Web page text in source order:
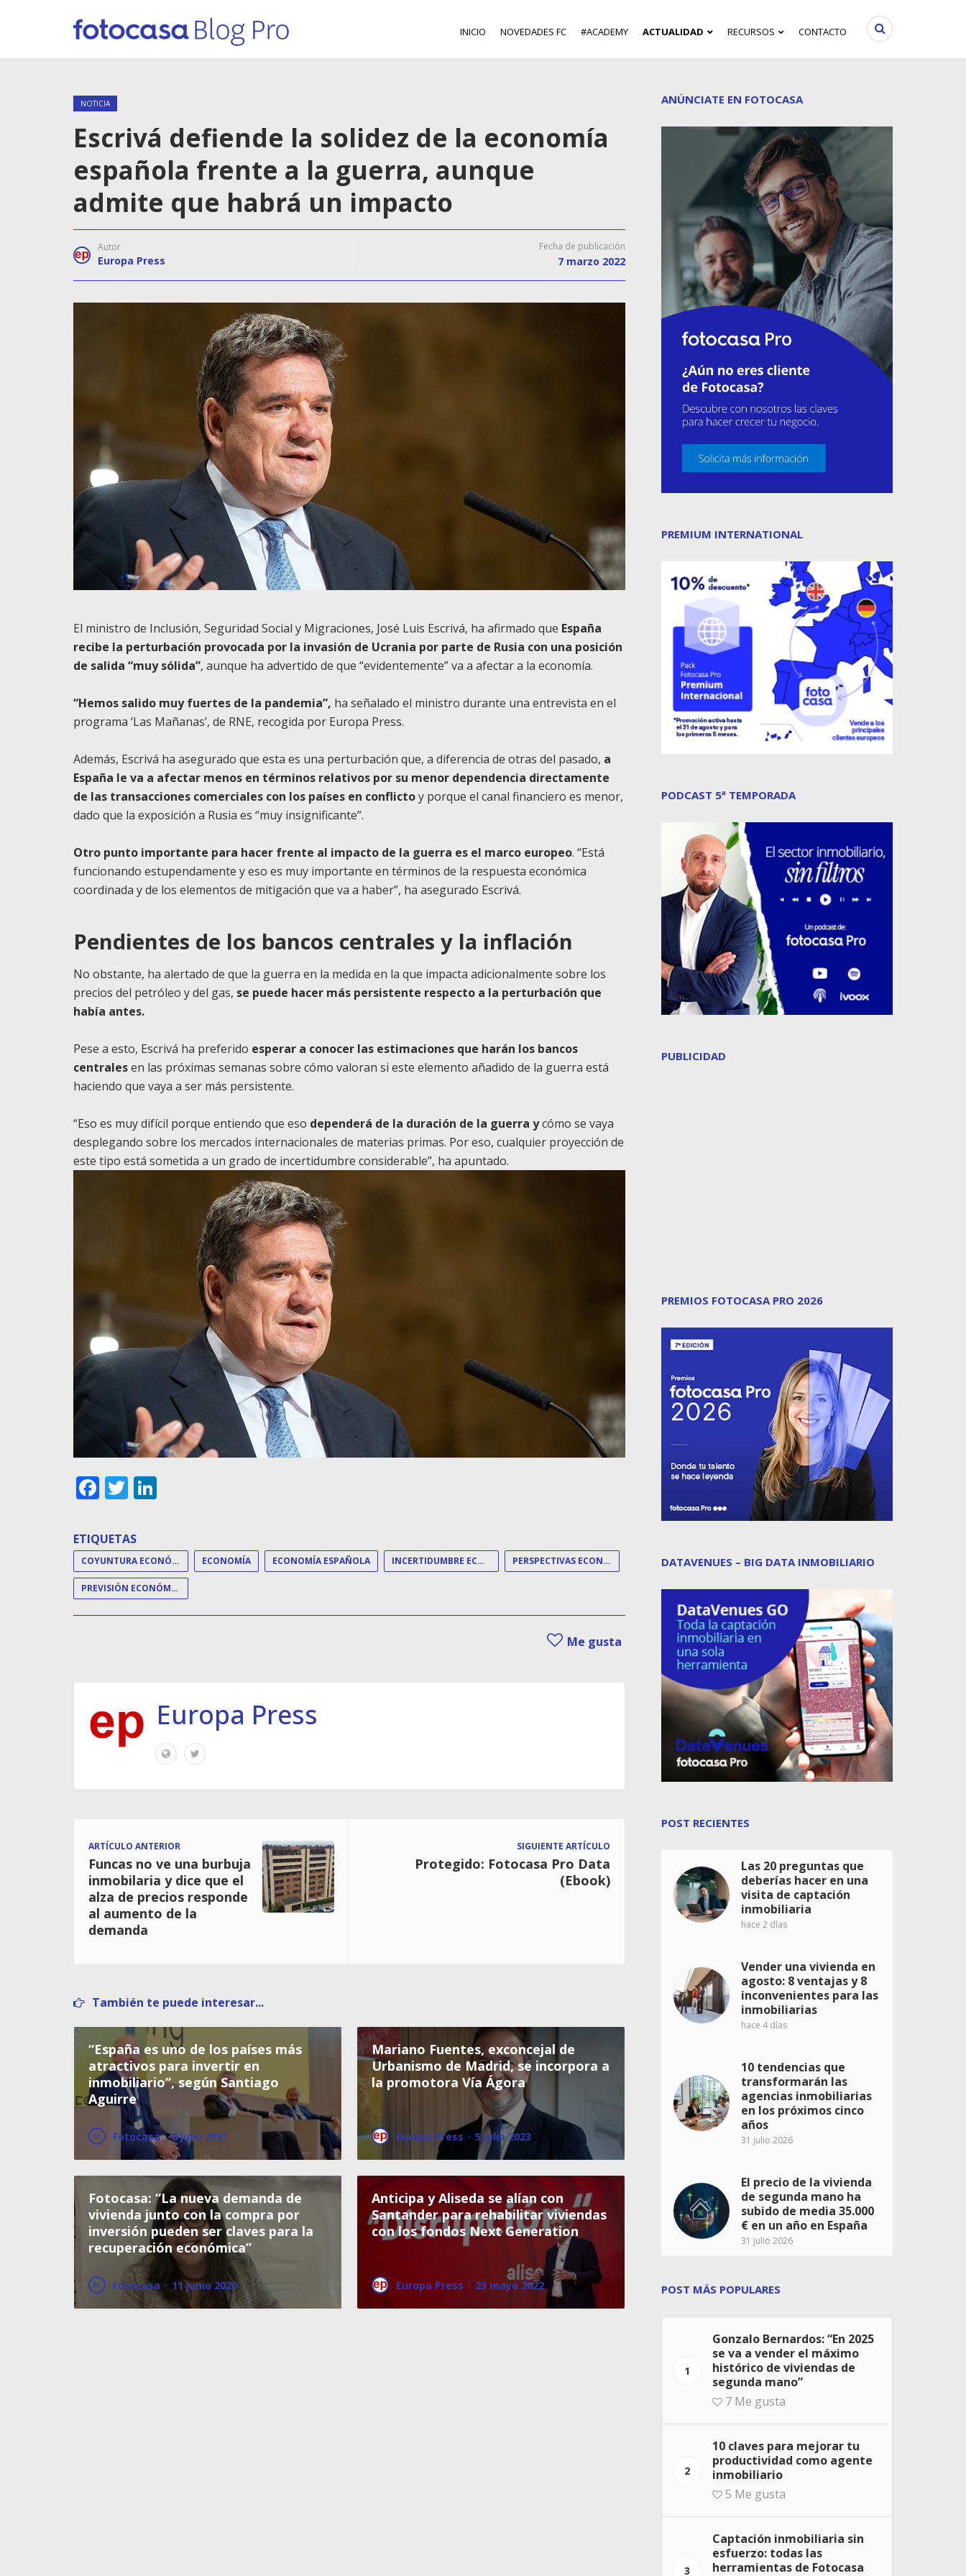
INICIO NOVEDADES FC #ACADEMY ACTUALIDAD RECURSOS CONTACTO
NOTICIA
Escrivá defiende la solidez de la economía
española frente a la guerra, aunque
admite que habrá un impacto
Autor
Europa Press
Fecha de publicación
7 marzo 2022
El ministro de Inclusión, Seguridad Social y Migraciones, José Luis Escrivá, ha afirmado que España
recibe la perturbación provocada por la invasión de Ucrania por parte de Rusia con una posición
de salida “muy sólida”, aunque ha advertido de que “evidentemente” va a afectar a la economía.
“Hemos salido muy fuertes de la pandemia”, ha señalado el ministro durante una entrevista en el
programa ‘Las Mañanas’, de RNE, recogida por Europa Press.
Además, Escrivá ha asegurado que esta es una perturbación que, a diferencia de otras del pasado, a
España le va a afectar menos en términos relativos por su menor dependencia directamente
de las transacciones comerciales con los países en conflictoy porque el canal financiero es menor,
dado que la exposición a Rusia es “muy insignificante”.
Otro punto importante para hacer frente al impacto de la guerra es el marco europeo. “Está
funcionando estupendamente y eso es muy importante en términos de la respuesta económica
coordinada y de los elementos de mitigación que va a haber”, ha asegurado Escrivá.
Pendientes de los bancos centrales y la inflación
No obstante, ha alertado de que la guerra en la medida en la que impacta adicionalmente sobre los
precios del petróleo y del gas, se puede hacer más persistente respecto a la perturbación que
había antes.
Pese a esto, Escrivá ha preferido esperar a conocer las estimaciones que harán los bancos
centralesen las próximas semanas sobre cómo valoran si este elemento añadido de la guerra está
haciendo que vaya a ser más persistente.
“Eso es muy difícil porque entiendo que eso dependerá de la duración de la guerra ycómo se vaya
desplegando sobre los mercados internacionales de materias primas. Por eso, cualquier proyección de
este tipo está sometida a un grado de incertidumbre considerable”, ha apuntado.
Facebook
Twitter
ETIQUETAS
COYUNTURA ECONÓMICA ECONOMÍA ECONOMÍA ESPAÑOLA INCERTIDUMBRE ECONÓMICA PERSPECTIVAS ECONÓMICAS
PREVISIÓN ECONÓMICA
Me gusta
Europa Press
ARTÍCULO ANTERIOR
Funcas no ve una burbuja
inmobilaria y dice que el
alza de precios responde
al aumento de la
demanda
SIGUIENTE ARTÍCULO
Protegido: Fotocasa Pro Data
(Ebook)
También te puede interesar...
“España es uno de los países más
atractivos para invertir en
inmobiliario”, según Santiago
Aguirre
Fotocasa · 8 julio 2021
Mariano Fuentes, exconcejal de
Urbanismo de Madrid, se incorpora a
la promotora Vía Ágora
Europa Press · 5 julio 2023
Fotocasa: “La nueva demanda de
vivienda junto con la compra por
inversión pueden ser claves para la
recuperación económica”
Fotocasa · 11 junio 2020
Anticipa y Aliseda se alían con
Santander para rehabilitar viviendas
con los fondos Next Generation
Europa Press · 23 mayo 2022
ANÚNCIATE EN FOTOCASA
PREMIUM INTERNATIONAL
PODCAST 5ª TEMPORADA
PUBLICIDAD
PREMIOS FOTOCASA PRO 2026
DATAVENUES – BIG DATA INMOBILIARIO
POST RECIENTES
Las 20 preguntas que
deberías hacer en una
visita de captación
inmobiliaria
hace 2 días
Vender una vivienda en
agosto: 8 ventajas y 8
inconvenientes para las
inmobiliarias
hace 4 días
10 tendencias que
transformarán las
agencias inmobiliarias
en los próximos cinco
años
31 julio 2026
El precio de la vivienda
de segunda mano ha
subido de media 35.000
€ en un año en España
31 julio 2026
POST MÁS POPULARES
1
Gonzalo Bernardos: “En 2025
se va a vender el máximo
histórico de viviendas de
segunda mano”
7 Me gusta
2
10 claves para mejorar tu
productividad como agente
inmobiliario
5 Me gusta
3
Captación inmobiliaria sin
esfuerzo: todas las
herramientas de Fotocasa